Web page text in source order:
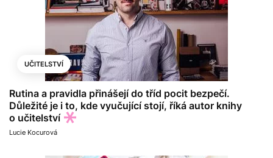
UČITELSTVÍ
Rutina a pravidla přinášejí do tříd pocit bezpečí.
Důležité je i to, kde vyučující stojí, říká autor knihy
o učitelství
Lucie Kocurová